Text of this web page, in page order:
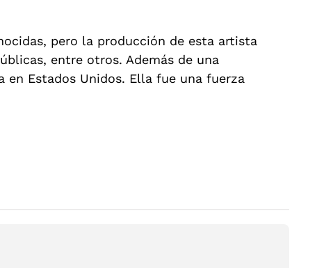
pero la producción de esta artista
entre otros. Además de una
Estados Unidos. Ella fue una fuerza